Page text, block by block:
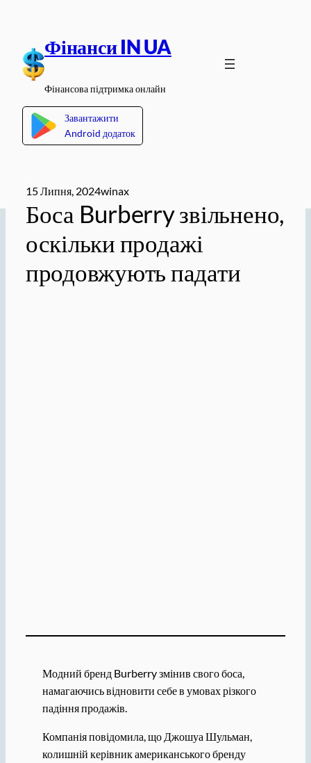
вмісту
Фінанси IN UA
Фінансова підтримка онлайн
Завантажити
Android додаток
15 Липня, 2024winax
Боса Burberry звільнено,
оскільки продажі
продовжують падати
Модний бренд Burberry змінив свого боса,
намагаючись відновити себе в умовах різкого
падіння продажів.
Компанія повідомила, що Джошуа Шульман,
колишній керівник американського бренду